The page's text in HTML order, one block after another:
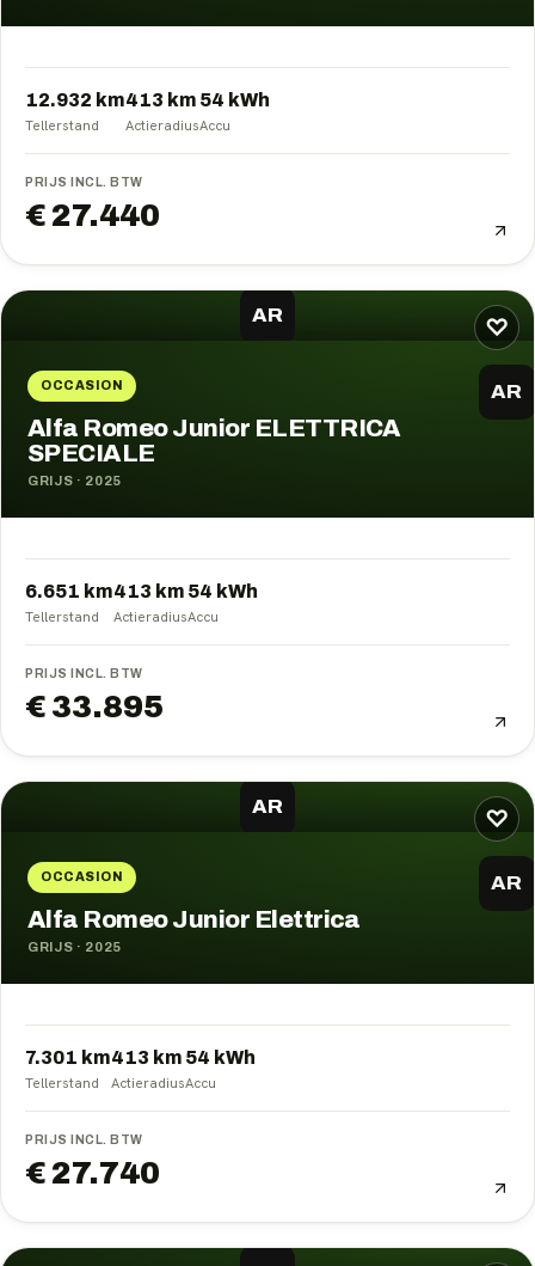
12.932 km
Tellerstand
413 km
Actieradius
54 kWh
Accu
PRIJS INCL. BTW
€ 27.440
♡
AR
OCCASION AR
Alfa Romeo Junior ELETTRICA
SPECIALE
GRIJS · 2025
6.651 km
Tellerstand
413 km
Actieradius
54 kWh
Accu
PRIJS INCL. BTW
€ 33.895
♡
AR
OCCASION AR
Alfa Romeo Junior Elettrica
GRIJS · 2025
7.301 km
Tellerstand
413 km
Actieradius
54 kWh
Accu
PRIJS INCL. BTW
€ 27.740